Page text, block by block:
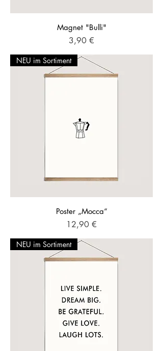
Magnet "Bulli"
Preis
3,90 €
NEU im Sortiment
Poster „Mocca“
Preis
12,90 €
NEU im Sortiment